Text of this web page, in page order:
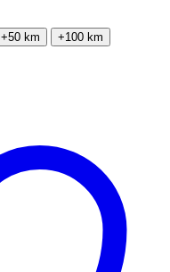
+50 km +100 km